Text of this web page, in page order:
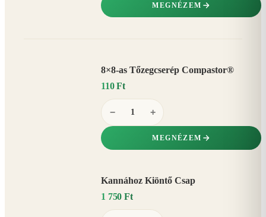
MEGNÉZEM
8×8-as Tőzegcserép Compastor®
110 Ft
− +
MEGNÉZEM
Kannához Kiöntő Csap
1 750 Ft